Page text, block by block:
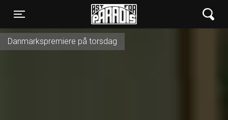
Toggle navigation
Øst for Paradis
Danmarkspremiere på torsdag